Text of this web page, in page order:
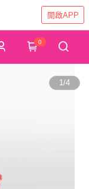
開啟APP
0
1/4